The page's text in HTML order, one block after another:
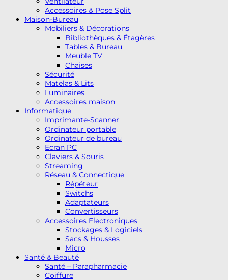
Accessoires & Pose Split
Maison-Bureau
Mobiliers & Décorations
Bibliothèques & Étagères
Tables & Bureau
Meuble TV
Chaises
Sécurité
Matelas & Lits
Luminaires
Accessoires maison
Informatique
Imprimante-Scanner
Ordinateur portable
Ordinateur de bureau
Ecran PC
Claviers & Souris
Streaming
Réseau & Connectique
Répéteur
Switchs
Adaptateurs
Convertisseurs
Accessoires Electroniques
Stockages & Logiciels
Sacs & Housses
Micro
Santé & Beauté
Santé – Parapharmacie
Coiffure